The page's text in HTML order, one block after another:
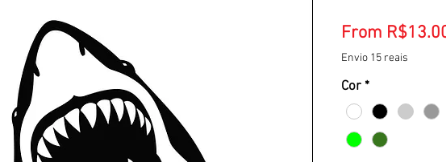
From
Envio 15 reais
Cor *